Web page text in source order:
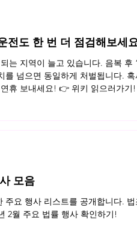
전도 한 번 더 점검해보세
는 지역이 늘고 있습니다. 음복 후
넘으면 동일하게 처벌됩니다.
휴 보내세요! 👉 위키 읽으러가기!
모음
주요 행사 리스트를 공개합니다.
2월 주요 법률 행사 확인하기!